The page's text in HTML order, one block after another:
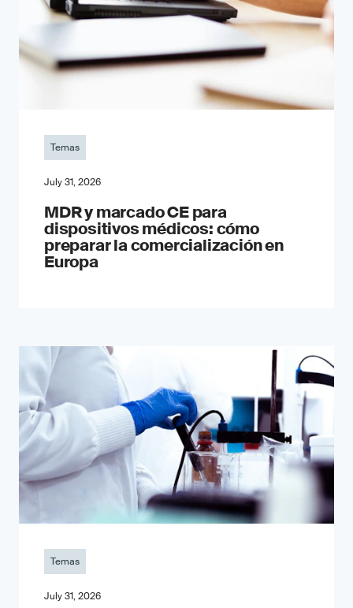
Temas
July 31, 2026
MDR y marcado CE para
dispositivos médicos: cómo
preparar la comercialización en
Europa
Temas
July 31, 2026